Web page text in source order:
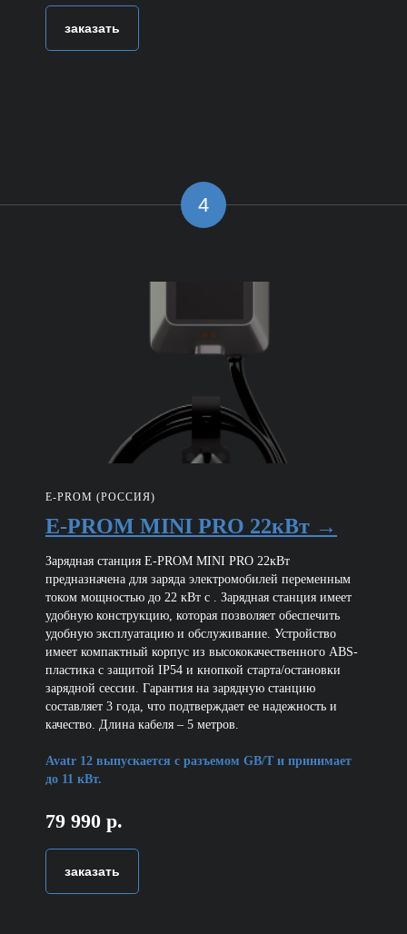
заказать
4
E-PROM (РОССИЯ)
E-PROM MINI PRO 22кВт →
Зарядная станция E-PROM MINI PRO 22кВт
предназначена для заряда электромобилей переменным
током мощностью до 22 кВт с . Зарядная станция имеет
удобную конструкцию, которая позволяет обеспечить
удобную эксплуатацию и обслуживание. Устройство
имеет компактный корпус из высококачественного ABS-
пластика с защитой IP54 и кнопкой старта/остановки
зарядной сессии. Гарантия на зарядную станцию
составляет 3 года, что подтверждает ее надежность и
качество. Длина кабеля – 5 метров.
Avatr 12 выпускается с разъемом GB/T и принимает
до 11 кВт.
79 990 р.
заказать